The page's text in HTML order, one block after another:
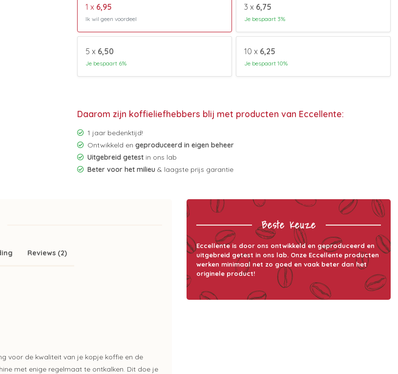
1 x 6,95
Ik wil geen voordeel
3 x 6,75
Je bespaart 3%
5 x 6,50
Je bespaart 6%
10 x 6,25
Je bespaart 10%
Daarom zijn koffieliefhebbers blij met producten van Eccellente:
1 jaar bedenktijd!
Ontwikkeld en geproduceerd in eigen beheer
Uitgebreid getest in ons lab
Beter voor het milieu & laagste prijs garantie
Beste Keuze
Eccellente is door ons ontwikkeld en geproduceerd en
uitgebreid getest in ons lab. Onze Eccellente producten
werken minimaal net zo goed en vaak beter dan het
originele product!
Reviews (2)
voor de kwaliteit van je kopje koffie en de
met enige regelmaat te ontkalken. Dit doe je